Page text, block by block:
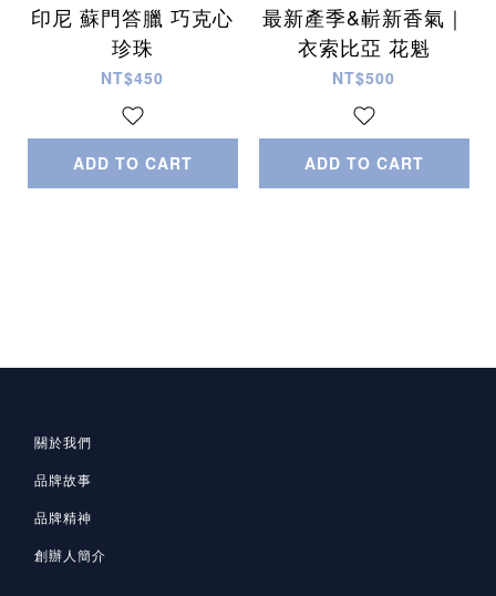
印尼 蘇門答臘 巧克心
珍珠
NT$450
ADD TO CART
最新產季&嶄新香氣｜
衣索比亞 花魁
NT$500
ADD TO CART
關於我們
品牌故事
品牌精神
創辦人簡介